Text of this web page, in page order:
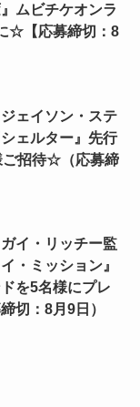
ムビチケオンラ
☆【応募締切：8
ジェイソン・ステ
ェルター』先行
ご招待☆（応募締
ガイ・リッチー監
・ミッション』
を5名様にプレ
切：8月9日）